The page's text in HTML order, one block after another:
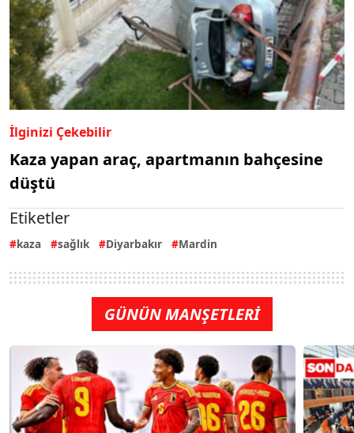
İlginizi Çekebilir
Kaza yapan araç, apartmanın bahçesine
düştü
Etiketler
kaza sağlık Diyarbakır Mardin
GÜNÜN MANŞETLERİ